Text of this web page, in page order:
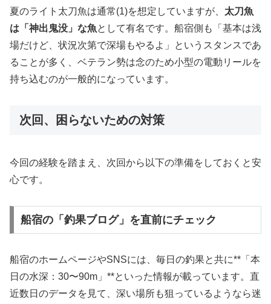
夏のライト太刀魚は通常(1)を想定していますが、 太刀魚
は「神出鬼没」な魚として有名です。船宿側も「基本は浅
場だけど、状況次第で深場もやるよ」というスタンスであ
ることが多く、ベテラン勢は念のため小型の電動リールを
持ち込むのが一般的になっています。
次回、困らないための対策
今回の経験を踏まえ、次回から以下の準備をしておくと安
心です。
船宿の「釣果ブログ」を直前にチェック
船宿のホームページやSNSには、毎日の釣果と共に**「本
日の水深：30〜90m」**といった情報が載っています。直
近数日のデータを見て、深い場所も狙っているようなら迷